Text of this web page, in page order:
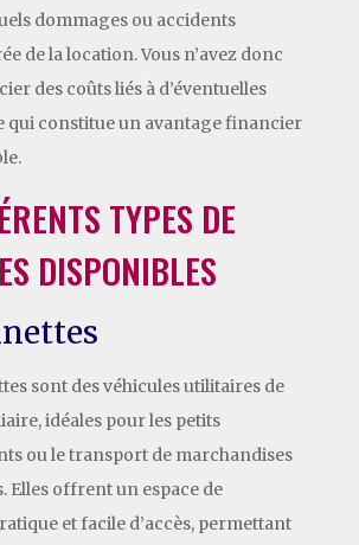
dommages ou accidents
de la location. Vous n’avez donc
des coûts liés à d’éventuelles
qui constitue un avantage financier
TYPES DE
DISPONIBLES
sont des véhicules utilitaires de
idéales pour les petits
ou le transport de marchandises
Elles offrent un espace de
et facile d’accès, permettant